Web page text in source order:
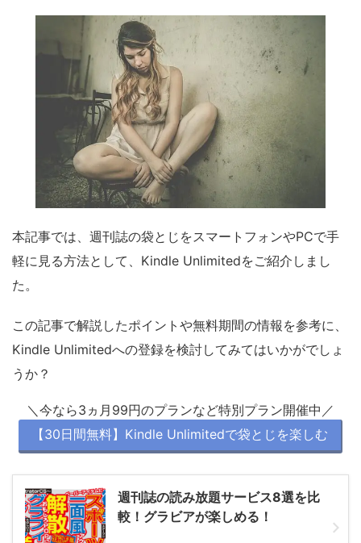
本記事では、週刊誌の袋とじをスマートフォンやPCで手
軽に見る方法として、Kindle Unlimitedをご紹介しまし
た。
この記事で解説したポイントや無料期間の情報を参考に、
Kindle Unlimitedへの登録を検討してみてはいかがでしょ
うか？
＼今なら3ヵ月99円のプランなど特別プラン開催中／
【30日間無料】Kindle Unlimitedで袋とじを楽しむ
週刊誌の読み放題サービス8選を比
較！グラビアが楽しめる！